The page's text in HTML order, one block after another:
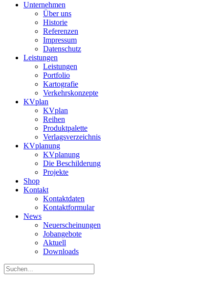
Unternehmen
Über uns
Historie
Referenzen
Impressum
Datenschutz
Leistungen
Leistungen
Portfolio
Kartografie
Verkehrskonzepte
KVplan
KVplan
Reihen
Produktpalette
Verlagsverzeichnis
KVplanung
KVplanung
Die Beschilderung
Projekte
Shop
Kontakt
Kontaktdaten
Kontaktformular
News
Neuerscheinungen
Jobangebote
Aktuell
Downloads